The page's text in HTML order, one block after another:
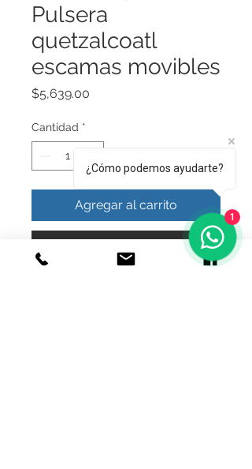
Pulsera
quetzalcoatl
escamas movibles
$5,639.00
Cantidad *
Agregar al carrito
¿Cómo podemos ayudarte?
1